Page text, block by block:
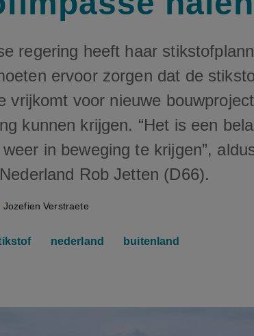
regering heeft haar
ervoor zorgen dat de
vrijkomt voor nieuwe
kunnen krijgen. “Het is een
in beweging te krijgen”,
Rob Jetten (D66).
Jozefien Verstraete
nederland buitenland